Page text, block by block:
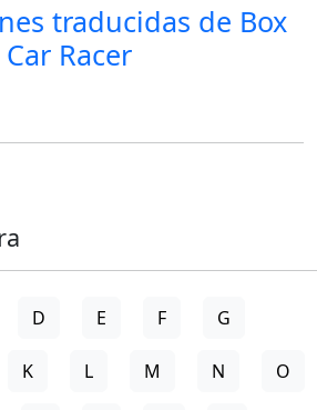
traducidas de Box
Car Racer
D E F G
K L M N O